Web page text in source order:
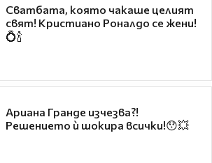
Сватбата, която чакаше целият
свят! Кристиано Роналдо се жени!
💍🍾
Ариана Гранде изчезва?!
Решението ѝ шокира всички!😯💥